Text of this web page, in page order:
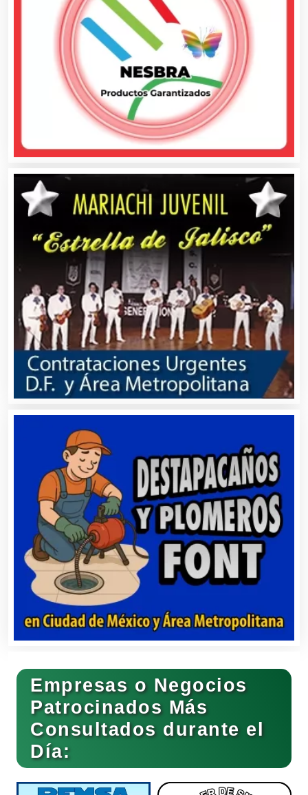
Asociaciones Empresariales
Audio, Sonido e Iluminación
Audios para Eventos
Autobuses
Automatización
Automóviles Nuevos y Usados
Autopartes Eléctricas
Balnearios
Bancos
Banquetes
Bares y Cantinas
Basculas
Bebidas
Belleza
Empresas o Negocios
Patrocinados Más
Consultados durante el
Día: